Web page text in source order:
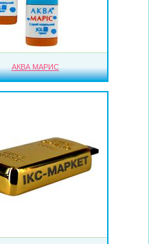
АКВА МАРИС